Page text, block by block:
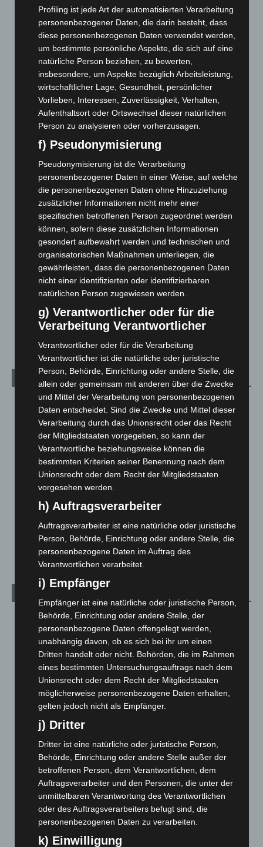
5. August 2026
Mann läuft mit Hockeyschläger über A7 – Polizei sucht
5. August 2026
Celle: Mensch stirbt bei Bagger-Unfall auf Baustelle
5. August 2026
Gasleitung bei McDonald’s-Umbau in Langenhagen
beschädigt
5. August 2026
Anklage nach Abschaltung von „Archetyp Market“ erhoben
3. August 2026
Hannover: Polizei stoppt 166 Trunkenheitsfahrten bei
Großkontrolle
2. August 2026
Hannover Klassik Open Air 2026: Französische Oper im
Maschpark
2. August 2026
Sicherheitsplattform für Europa
2. August 2026
Blaulicht
2.797
Corona-News
Hannover und Region
Langenhagen und Ortsteile
Leserbriefe
Menschen
Über uns
Veranstaltungen
1.887
1.269
August 2026(9)
Juli 2026 (73)
Juni 2026(139)
Mai 2026(99)
April 2026(99)
März 2026(115)
Februar 2026(109)
Januar 2026(122)
Dezember 2025(103)
November 2025
(114)
Oktober 2025(112)
September 2025(93)
August 2025
Profiling ist jede Art der automatisierten Verarbeitung
personenbezogener Daten, die darin besteht, dass
diese personenbezogenen Daten verwendet werden,
um bestimmte persönliche Aspekte, die sich auf eine
natürliche Person beziehen, zu bewerten,
insbesondere, um Aspekte bezüglich Arbeitsleistung,
wirtschaftlicher Lage, Gesundheit, persönlicher
Vorlieben, Interessen, Zuverlässigkeit, Verhalten,
Aufenthaltsort oder Ortswechsel dieser natürlichen
Person zu analysieren oder vorherzusagen.
f) Pseudonymisierung
Pseudonymisierung ist die Verarbeitung
personenbezogener Daten in einer Weise, auf welche
die personenbezogenen Daten ohne Hinzuziehung
zusätzlicher Informationen nicht mehr einer
spezifischen betroffenen Person zugeordnet werden
können, sofern diese zusätzlichen Informationen
gesondert aufbewahrt werden und technischen und
organisatorischen Maßnahmen unterliegen, die
gewährleisten, dass die personenbezogenen Daten
nicht einer identifizierten oder identifizierbaren
natürlichen Person zugewiesen werden.
g) Verantwortlicher oder für die
Verarbeitung Verantwortlicher
Verantwortlicher oder für die Verarbeitung
Verantwortlicher ist die natürliche oder juristische
Person, Behörde, Einrichtung oder andere Stelle, die
allein oder gemeinsam mit anderen über die Zwecke
und Mittel der Verarbeitung von personenbezogenen
Daten entscheidet. Sind die Zwecke und Mittel dieser
Verarbeitung durch das Unionsrecht oder das Recht
der Mitgliedstaaten vorgegeben, so kann der
Verantwortliche beziehungsweise können die
bestimmten Kriterien seiner Benennung nach dem
Unionsrecht oder dem Recht der Mitgliedstaaten
vorgesehen werden.
h) Auftragsverarbeiter
Auftragsverarbeiter ist eine natürliche oder juristische
Person, Behörde, Einrichtung oder andere Stelle, die
personenbezogene Daten im Auftrag des
Verantwortlichen verarbeitet.
i) Empfänger
Empfänger ist eine natürliche oder juristische Person,
Behörde, Einrichtung oder andere Stelle, der
personenbezogene Daten offengelegt werden,
unabhängig davon, ob es sich bei ihr um einen
Dritten handelt oder nicht. Behörden, die im Rahmen
eines bestimmten Untersuchungsauftrags nach dem
Unionsrecht oder dem Recht der Mitgliedstaaten
möglicherweise personenbezogene Daten erhalten,
gelten jedoch nicht als Empfänger.
j) Dritter
Dritter ist eine natürliche oder juristische Person,
Behörde, Einrichtung oder andere Stelle außer der
betroffenen Person, dem Verantwortlichen, dem
Auftragsverarbeiter und den Personen, die unter der
unmittelbaren Verantwortung des Verantwortlichen
oder des Auftragsverarbeiters befugt sind, die
personenbezogenen Daten zu verarbeiten.
k) Einwilligung